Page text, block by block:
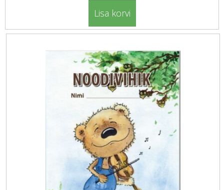
hind
oli:
14.17 €.
is:
7.00 €.
Lisa korvi